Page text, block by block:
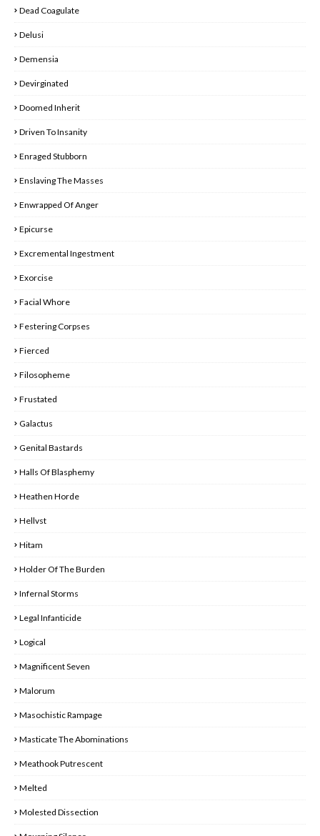
Dead Coagulate
Delusi
Demensia
Devirginated
Doomed Inherit
Driven To Insanity
Enraged Stubborn
Enslaving The Masses
Enwrapped Of Anger
Epicurse
Excremental Ingestment
Exorcise
Facial Whore
Festering Corpses
Fierced
Filosopheme
Frustated
Galactus
Genital Bastards
Halls Of Blasphemy
Heathen Horde
Hellvst
Hitam
Holder Of The Burden
Infernal Storms
Legal Infanticide
Logical
Magnificent Seven
Malorum
Masochistic Rampage
Masticate The Abominations
Meathook Putrescent
Melted
Molested Dissection